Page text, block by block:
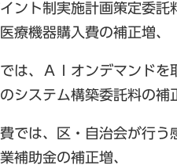
ント制実施計画策定委
療機器購入費の補正増、
は、ＡＩオンデマンド
システム構築委託料の補
では、区・自治会が行
補助金の補正増、